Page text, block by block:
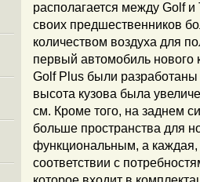
располагается между Golf
своих предшественников
количеством воздуха для
первый автомобиль нового
Golf Plus были
высота кузова была
см. Кроме того, на заднем
больше пространства для
функциональным, а
соответствии с